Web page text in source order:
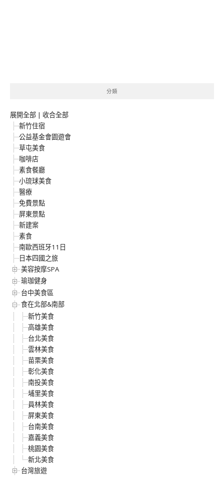
分類
展開全部 | 收合全部
新竹住宿
公益基金會園遊會
草屯美食
咖啡店
素食餐廳
小琉球美食
醫療
免費景點
屏東景點
新建案
素食
南歐西班牙11日
日本四國之旅
美容按摩SPA
瑜珈健身
台中美食區
食在北部&南部
新竹美食
高雄美食
台北美食
雲林美食
苗栗美食
彰化美食
南投美食
埔里美食
員林美食
屏東美食
台南美食
嘉義美食
桃園美食
新北美食
台灣旅遊